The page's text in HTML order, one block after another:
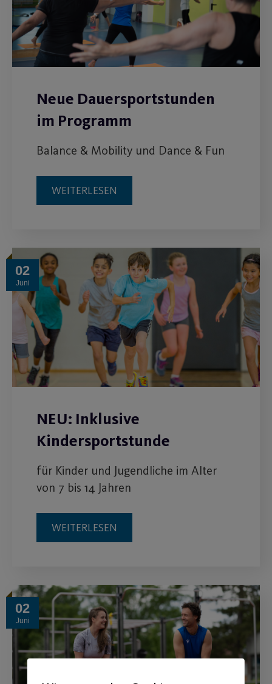
Neue Dauersportstunden
im Programm
Balance & Mobility und Dance & Fun
WEITERLESEN
02
Juni
NEU: Inklusive
Kindersportstunde
für Kinder und Jugendliche im Alter
von 7 bis 14 Jahren
WEITERLESEN
02
Juni